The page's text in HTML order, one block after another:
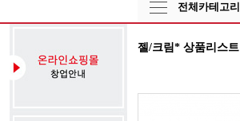
전체카테고리
젤/크림* 상품리스트